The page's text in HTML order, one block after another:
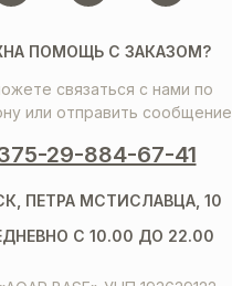
ПОМОЩЬ С ЗАКАЗОМ?
связаться с нами по
или отправить сообщение
29-884-67-41
ПЕТРА МСТИСЛАВЦА, 10
С 10.00 ДО 22.00